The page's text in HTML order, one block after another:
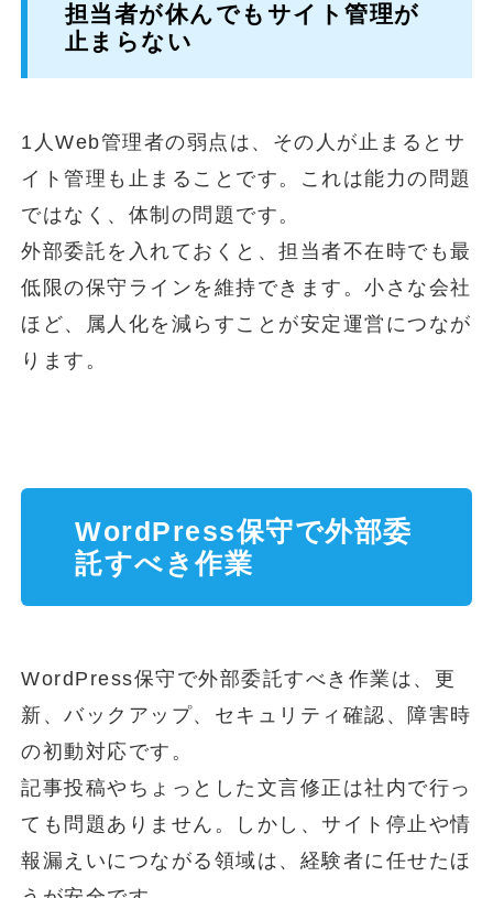
担当者が休んでもサイト管理が
止まらない
1人Web管理者の弱点は、その人が止まるとサ
イト管理も止まることです。これは能力の問題
ではなく、体制の問題です。
外部委託を入れておくと、担当者不在時でも最
低限の保守ラインを維持できます。小さな会社
ほど、属人化を減らすことが安定運営につなが
ります。
WordPress保守で外部委
託すべき作業
WordPress保守で外部委託すべき作業は、更
新、バックアップ、セキュリティ確認、障害時
の初動対応です。
記事投稿やちょっとした文言修正は社内で行っ
ても問題ありません。しかし、サイト停止や情
報漏えいにつながる領域は、経験者に任せたほ